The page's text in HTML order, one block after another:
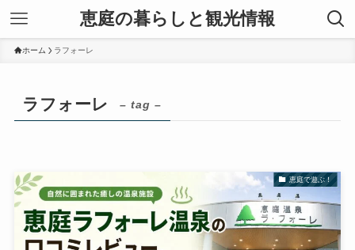
恵庭の暮らしと観光情報
ホーム ラフォーレ
ラフォーレ – tag –
恵庭で遊ぶ！